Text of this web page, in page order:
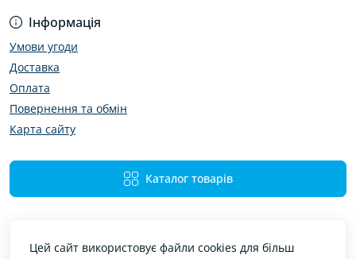
Інформація
Умови угоди
Доставка
Оплата
Повернення та обмін
Карта сайту
Каталог товарів
Цей сайт використовує файли cookies для більш